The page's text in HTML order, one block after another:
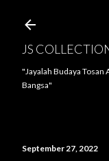
JS
"Jayalah Budaya Tosan
Bangsa"
September 27, 2022